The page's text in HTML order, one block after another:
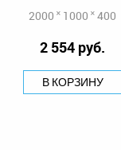
2000 ˟ 1000 ˟ 400
2 554 руб.
В КОРЗИНУ